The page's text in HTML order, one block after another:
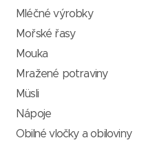
Mléčné výrobky
Mořské řasy
Mouka
Mražené potraviny
Müsli
Nápoje
Obilné vločky a obiloviny